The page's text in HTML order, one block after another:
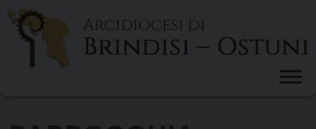
Skip
content